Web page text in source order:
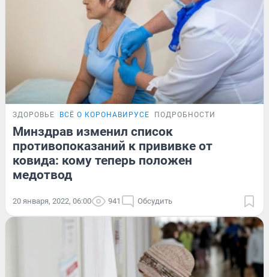
ЗДОРОВЬЕ ВСЁ О КОРОНАВИРУСЕ ПОДРОБНОСТИ
Минздрав изменил список
противопоказаний к прививке от
ковида: кому теперь положен
медотвод
20 января, 2022, 06:00 941 Обсудить